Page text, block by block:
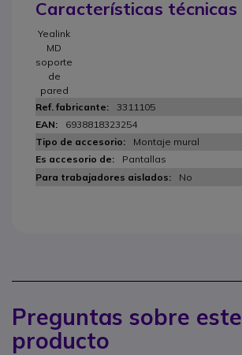
Características técnicas
Yealink
MD
soporte
de
pared
3311105
6938818323254
Montaje mural
Pantallas
No
Preguntas sobre este
producto